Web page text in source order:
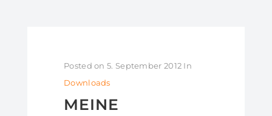
Posted on 5. September 2012 In
Downloads
MEINE